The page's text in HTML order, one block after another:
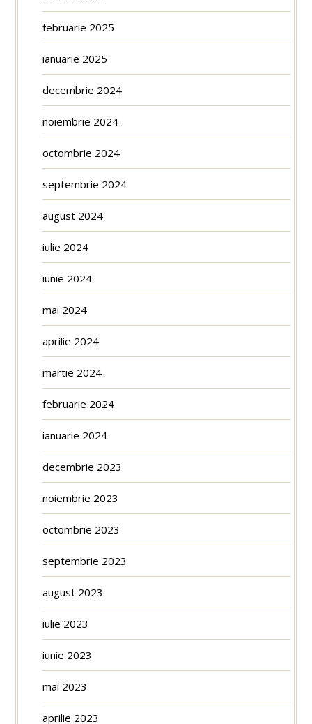
februarie 2025
ianuarie 2025
decembrie 2024
noiembrie 2024
octombrie 2024
septembrie 2024
august 2024
iulie 2024
iunie 2024
mai 2024
aprilie 2024
martie 2024
februarie 2024
ianuarie 2024
decembrie 2023
noiembrie 2023
octombrie 2023
septembrie 2023
august 2023
iulie 2023
iunie 2023
mai 2023
aprilie 2023